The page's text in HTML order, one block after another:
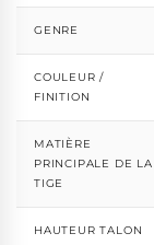
GENRE
COULEUR /
FINITION
MATIÈRE
PRINCIPALE DE LA
TIGE
HAUTEUR TALON